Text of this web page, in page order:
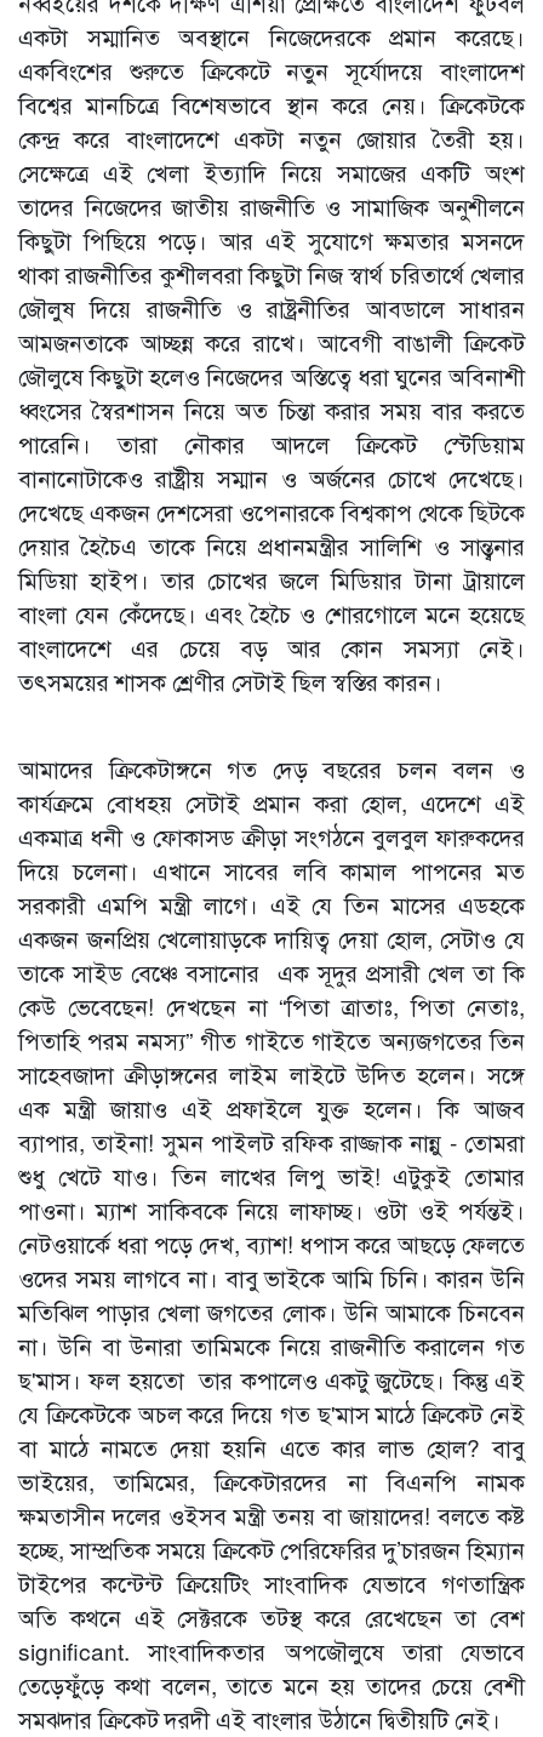
একটা সম্মানিত অবস্থানে নিজেদেরকে প্রমান করেছে।
একবিংশের শুরুতে ক্রিকেটে নতুন সূর্যোদয়ে বাংলাদেশ
বিশ্বের মানচিত্রে বিশেষভাবে স্থান করে নেয়। ক্রিকেটকে
কেন্দ্র করে বাংলাদেশে একটা নতুন জোয়ার তৈরী হয়।
সেক্ষেত্রে এই খেলা ইত্যাদি নিয়ে সমাজের একটি অংশ
তাদের নিজেদের জাতীয় রাজনীতি ও সামাজিক অনুশীলনে
কিছুটা পিছিয়ে পড়ে। আর এই সুযোগে ক্ষমতার মসনদে
থাকা রাজনীতির কুশীলবরা কিছুটা নিজ স্বার্থ চরিতার্থে খেলার
জৌলুষ দিয়ে রাজনীতি ও রাষ্ট্রনীতির আবডালে সাধারন
আমজনতাকে আচ্ছন্ন করে রাখে। আবেগী বাঙালী ক্রিকেট
জৌলুষে কিছুটা হলেও নিজেদের অস্তিত্বে ধরা ঘুনের অবিনাশী
ধ্বংসের স্বৈরশাসন নিয়ে অত চিন্তা করার সময় বার করতে
পারেনি। তারা নৌকার আদলে ক্রিকেট স্টেডিয়াম
বানানোটাকেও রাষ্ট্রীয় সম্মান ও অর্জনের চোখে দেখেছে।
দেখেছে একজন দেশসেরা ওপেনারকে বিশ্বকাপ থেকে ছিটকে
দেয়ার হৈচৈএ তাকে নিয়ে প্রধানমন্ত্রীর সালিশি ও সান্ত্বনার
মিডিয়া হাইপ। তার চোখের জলে মিডিয়ার টানা ট্রায়ালে
বাংলা যেন কেঁদেছে। এবং হৈচৈ ও শোরগোলে মনে হয়েছে
বাংলাদেশে এর চেয়ে বড় আর কোন সমস্যা নেই।
তৎসময়ের শাসক শ্রেণীর সেটাই ছিল স্বস্তির কারন।
আমাদের ক্রিকেটাঙ্গনে গত দেড় বছরের চলন বলন ও
কার্যক্রমে বোধহয় সেটাই প্রমান করা হোল, এদেশে এই
একমাত্র ধনী ও ফোকাসড ক্রীড়া সংগঠনে বুলবুল ফারুকদের
দিয়ে চলেনা। এখানে সাবের লবি কামাল পাপনের মত
সরকারী এমপি মন্ত্রী লাগে। এই যে তিন মাসের এডহকে
একজন জনপ্রিয় খেলোয়াড়কে দায়িত্ব দেয়া হোল, সেটাও যে
তাকে সাইড বেঞ্চে বসানোর এক সূদুর প্রসারী খেল তা কি
কেউ ভেবেছেন! দেখছেন না “পিতা ত্রাতাঃ, পিতা নেতাঃ,
পিতাহি পরম নমস্য” গীত গাইতে গাইতে অন্যজগতের তিন
সাহেবজাদা ক্রীড়াঙ্গনের লাইম লাইটে উদিত হলেন। সঙ্গে
এক মন্ত্রী জায়াও এই প্রফাইলে যুক্ত হলেন। কি আজব
ব্যাপার, তাইনা! সুমন পাইলট রফিক রাজ্জাক নান্নু - তোমরা
শুধু খেটে যাও। তিন লাখের লিপু ভাই! এটুকুই তোমার
পাওনা। ম্যাশ সাকিবকে নিয়ে লাফাচ্ছ। ওটা ওই পর্যন্তই।
নেটওয়ার্কে ধরা পড়ে দেখ, ব্যাশ! ধপাস করে আছড়ে ফেলতে
ওদের সময় লাগবে না। বাবু ভাইকে আমি চিনি। কারন উনি
মতিঝিল পাড়ার খেলা জগতের লোক। উনি আমাকে চিনবেন
না। উনি বা উনারা তামিমকে নিয়ে রাজনীতি করালেন গত
ছ'মাস। ফল হয়তো তার কপালেও একটু জুটেছে। কিন্তু এই
যে ক্রিকেটকে অচল করে দিয়ে গত ছ'মাস মাঠে ক্রিকেট নেই
বা মাঠে নামতে দেয়া হয়নি এতে কার লাভ হোল? বাবু
ভাইয়ের, তামিমের, ক্রিকেটারদের না বিএনপি নামক
ক্ষমতাসীন দলের ওইসব মন্ত্রী তনয় বা জায়াদের! বলতে কষ্ট
হচ্ছে, সাম্প্রতিক সময়ে ক্রিকেট পেরিফেরির দু’চারজন হিম্যান
টাইপের কন্টেন্ট ক্রিয়েটিং সাংবাদিক যেভাবে গণতান্ত্রিক
অতি কথনে এই সেক্টরকে তটস্থ করে রেখেছেন তা বেশ
significant. সাংবাদিকতার অপজৌলুষে তারা যেভাবে
তেড়েফুঁড়ে কথা বলেন, তাতে মনে হয় তাদের চেয়ে বেশী
সমঝদার ক্রিকেট দরদী এই বাংলার উঠানে দ্বিতীয়টি নেই।